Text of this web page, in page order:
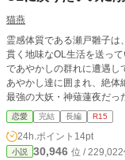
猫燕
霊感体質である瀬戸雛子は
貫く地味なOL生活を送っ
であやかしの群れに遭遇し
あやかし達に囲まれ、絶体
最強の大妖・神薙蓮夜だっ
み、強引にこう宣告する。
離れれば、全てのあやかし
になった雛子が「平穏な生
ど、蓮夜の不器用な独占欲
恋愛 完結 長編 R15
24h.ポイント 14pt
小説 30,946 位 /